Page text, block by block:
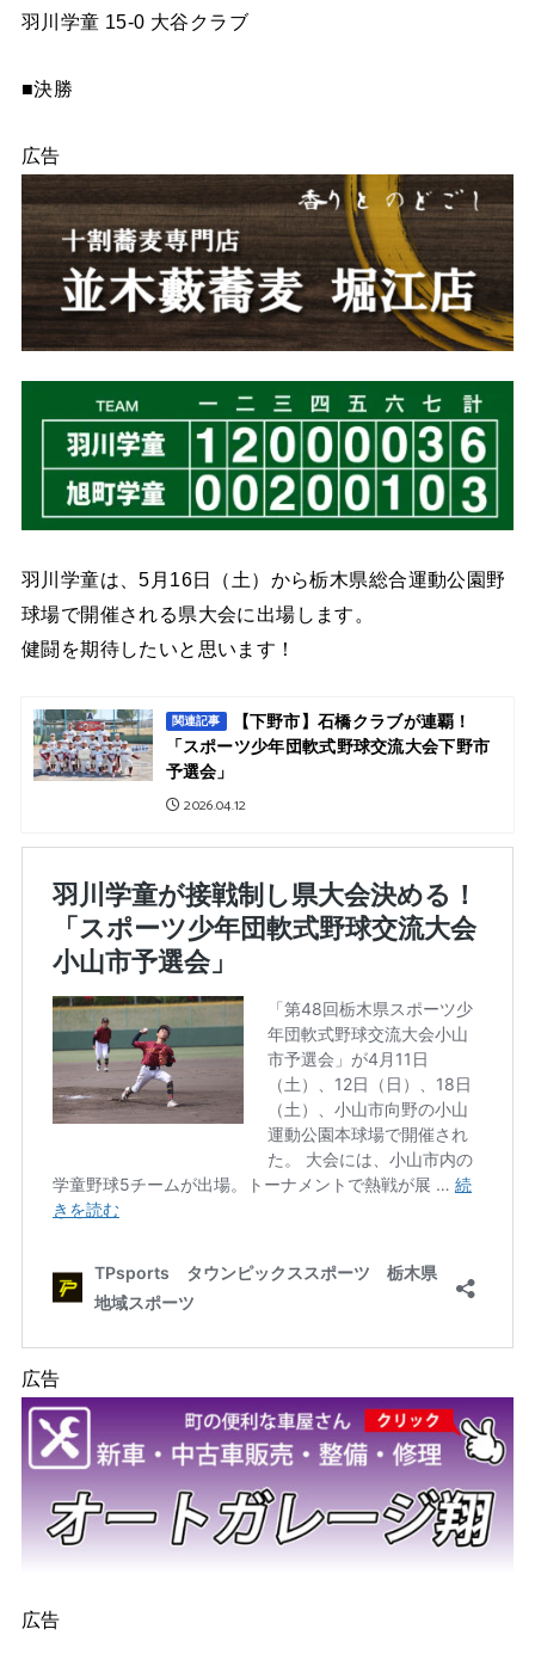
羽川学童 15-0 大谷クラブ
■決勝
広告
羽川学童は、5月16日（土）から栃木県総合運動公園野
球場で開催される県大会に出場します。
健闘を期待したいと思います！
関連記事
【下野市】石橋クラブが連覇！
「スポーツ少年団軟式野球交流大会下野市
予選会」
2026.04.12
広告
広告